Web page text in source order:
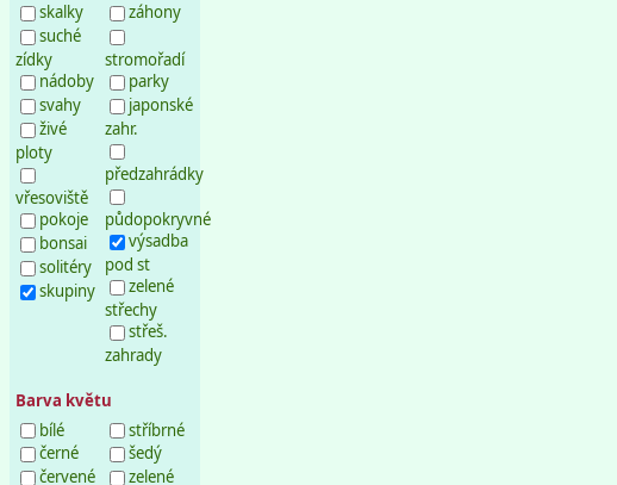
skalky
suché
zídky
nádoby
svahy
živé
ploty
vřesoviště
pokoje
bonsai
solitéry
skupiny
záhony
stromořadí
parky
japonské
zahr.
předzahrádky
půdopokryvné
výsadba
pod st
zelené
střechy
střeš.
zahrady
Barva květu
bílé
černé
červené
stříbrné
šedý
zelené